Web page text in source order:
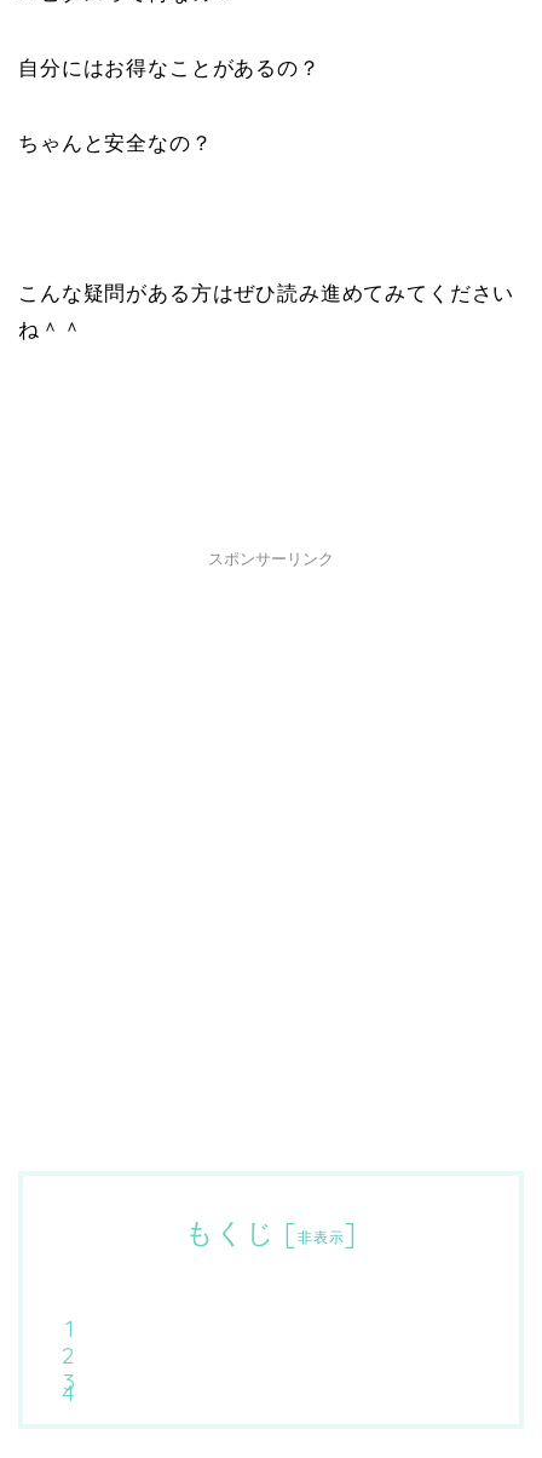
自分にはお得なことがあるの？
ちゃんと安全なの？
こんな疑問がある方はぜひ読み進めてみてください
ね＾＾
スポンサーリンク
もくじ [ 非表示]